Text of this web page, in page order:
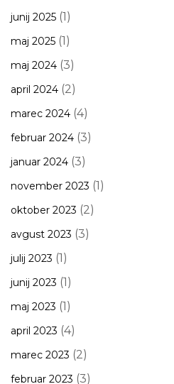
junij 2025 (1)
maj 2025 (1)
maj 2024 (3)
april 2024 (2)
marec 2024 (4)
februar 2024 (3)
januar 2024 (3)
november 2023 (1)
oktober 2023 (2)
avgust 2023 (3)
julij 2023 (1)
junij 2023 (1)
maj 2023 (1)
april 2023 (4)
marec 2023 (2)
februar 2023 (3)